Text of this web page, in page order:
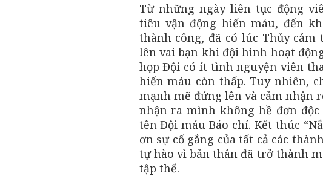
Từ những ngày liên tục động
tiêu vận động hiến máu, đến
thành công, đã có lúc Thủy
lên vai bạn khi đội hình hoạt
họp Đội có ít tình nguyện viên
hiến máu còn thấp. Tuy nhiên,
mạnh mẽ đứng lên và cảm nhận
nhận ra mình không hề đơn
tên Đội máu Báo chí. Kết thúc
ơn sự cố gắng của tất cả các
tự hào vì bản thân đã trở thành
tập thể.